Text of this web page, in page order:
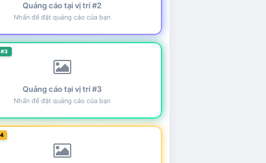
Quảng cáo tại vị trí #2
Nhấn để đặt quảng cáo của bạn
Quảng cáo tại vị trí #3
Nhấn để đặt quảng cáo của bạn